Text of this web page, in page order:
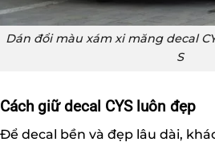
Dán đổi màu xám xi măng decal
S
Cách giữ decal CYS luôn đẹp
Để decal bền và đẹp lâu dài,